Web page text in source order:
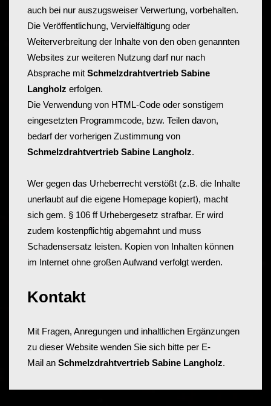
auch bei nur auszugsweiser Verwertung, vorbehalten.
Die Veröffentlichung, Vervielfältigung oder
Weiterverbreitung der Inhalte von den oben genannten
Websites zur weiteren Nutzung darf nur nach
Absprache mit Schmelzdrahtvertrieb Sabine
Langholz erfolgen.
Die Verwendung von HTML-Code oder sonstigem
eingesetzten Programmcode, bzw. Teilen davon,
bedarf der vorherigen Zustimmung von
Schmelzdrahtvertrieb Sabine Langholz.
Wer gegen das Urheberrecht verstößt (z.B. die Inhalte
unerlaubt auf die eigene Homepage kopiert), macht
sich gem. § 106 ff Urhebergesetz strafbar. Er wird
zudem kostenpflichtig abgemahnt und muss
Schadensersatz leisten. Kopien von Inhalten können
im Internet ohne großen Aufwand verfolgt werden.
Kontakt
Mit Fragen, Anregungen und inhaltlichen Ergänzungen
zu dieser Website wenden Sie sich bitte per E-
Mail an Schmelzdrahtvertrieb Sabine Langholz.